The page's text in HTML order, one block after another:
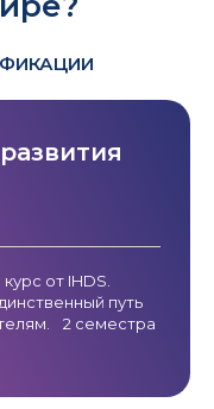
от IHDS.
путь
2 семестра